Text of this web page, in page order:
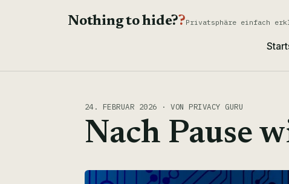
Nothing to hide??Privatsphäre einfach
24. FEBRUAR 2026 · VON PRIVACY GURU
Nach Pause